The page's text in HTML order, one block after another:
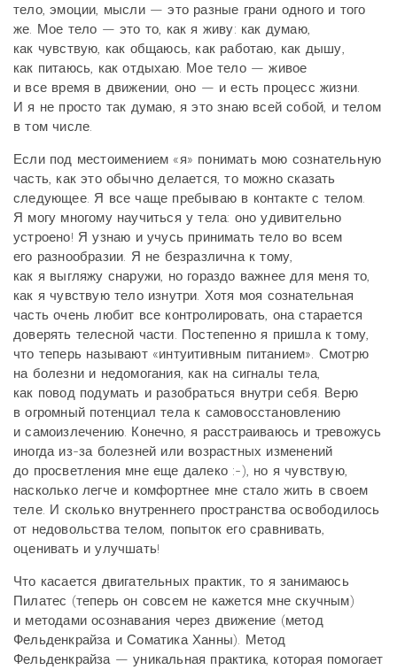
тело, эмоции, мысли — это разные грани одного и того
же. Мое тело — это то, как я живу: как думаю,
как чувствую, как общаюсь, как работаю, как дышу,
как питаюсь, как отдыхаю. Мое тело — живое
и все время в движении, оно — и есть процесс жизни.
И я не просто так думаю, я это знаю всей собой, и телом
в том числе.
Если под местоимением «я» понимать мою сознательную
часть, как это обычно делается, то можно сказать
следующее. Я все чаще пребываю в контакте с телом.
Я могу многому научиться у тела: оно удивительно
устроено! Я узнаю и учусь принимать тело во всем
его разнообразии. Я не безразлична к тому,
как я выгляжу снаружи, но гораздо важнее для меня то,
как я чувствую тело изнутри. Хотя моя сознательная
часть очень любит все контролировать, она старается
доверять телесной части. Постепенно я пришла к тому,
что теперь называют «интуитивным питанием». Смотрю
на болезни и недомогания, как на сигналы тела,
как повод подумать и разобраться внутри себя. Верю
в огромный потенциал тела к самовосстановлению
и самоизлечению. Конечно, я расстраиваюсь и тревожусь
иногда из-за болезней или возрастных изменений
до просветления мне еще далеко :-), но я чувствую,
насколько легче и комфортнее мне стало жить в своем
теле. И сколько внутреннего пространства освободилось
от недовольства телом, попыток его сравнивать,
оценивать и улучшать!
Что касается двигательных практик, то я занимаюсь
Пилатес (теперь он совсем не кажется мне скучным)
и методами осознавания через движение (метод
Фельденкрайза и Соматика Ханны). Метод
Фельденкрайза — уникальная практика, которая помогает